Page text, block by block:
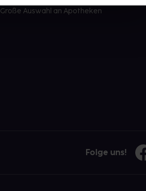
Große Auswahl an Apotheken
Folge uns!